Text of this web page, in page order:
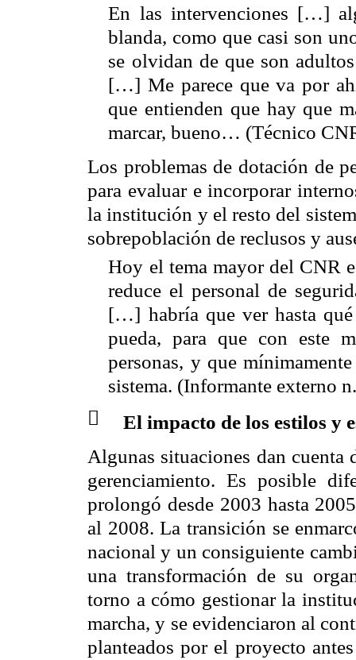
En las intervenciones […]
blanda, como que casi son
se olvidan de que son
[…] Me parece que va por
que entienden que hay que
marcar, bueno… (Técnico
Los problemas de dotación de
para evaluar e incorporar
la institución y el resto del
sobrepoblación de reclusos y
Hoy el tema mayor del CNR
reduce el personal de
[…] habría que ver hasta
pueda, para que con este
personas, y que
sistema. (Informante externo
 El impacto de los estilos y
Algunas situaciones dan
gerenciamiento. Es posible
prolongó desde 2003 hasta
al 2008. La transición se
nacional y un consiguiente
una transformación de su
torno a cómo gestionar la
marcha, y se evidenciaron al
planteados por el proyecto